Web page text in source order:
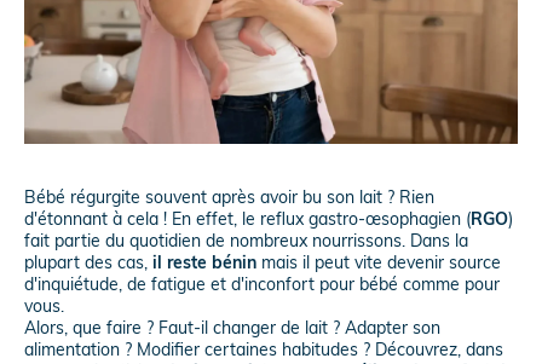
Bébé régurgite souvent après avoir bu son lait ? Rien
d'étonnant à cela ! En effet, le reflux gastro-œsophagien (RGO)
fait partie du quotidien de nombreux nourrissons. Dans la
plupart des cas, il reste bénin mais il peut vite devenir source
d'inquiétude, de fatigue et d'inconfort pour bébé comme pour
vous.
Alors, que faire ? Faut-il changer de lait ? Adapter son
alimentation ? Modifier certaines habitudes ? Découvrez, dans